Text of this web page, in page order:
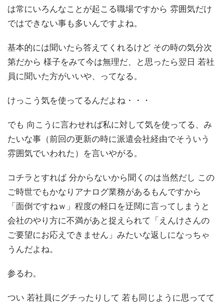
は常にいろんなことが起こる職場ですから 雰囲気だけ
ではできない事も多いんですよね。
基本的には聞いたら答えてくれるけど その時の気分次
第だから 様子をみて今は無理だ、と思ったら翌日 若社
員に聞いた方がいいや、ってなる。
けっこう気を使ってるんだよね・・・
でも 向こうに言わせれば私に対して気を使ってる、み
たいな事（前回の更新の時に派遣会社経由でそういう
雰囲気でいわれた）を言いやがる。
コチラとすれば 分からないから聞くのは当然だし この
ご時世でもかなりアナログ業務があるもんですから
「面倒ですねｗ」程度の軽口を迂闊に言ってしまうと
会社のやり方に不満があと捉えられて「えんけさんの
ご要望にお応えできません」みたいな返しになっちゃ
うんだよね。
参るわ。
つい 若社員にグチったりして 若も同じように思ってて